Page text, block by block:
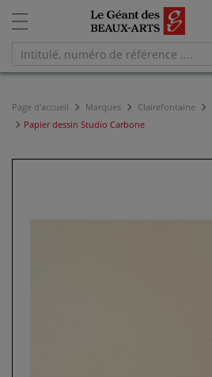
Page d'accueil Marques Clairefontaine
Papier dessin Studio Carbone